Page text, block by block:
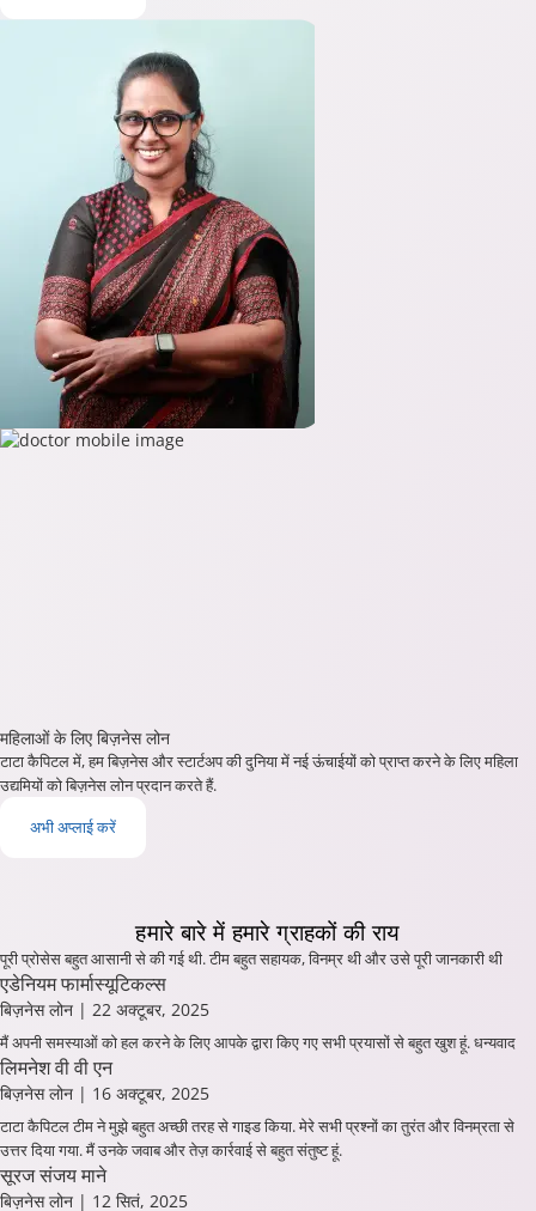
महिलाओं के लिए बिज़नेस लोन
टाटा कैपिटल में, हम बिज़नेस और स्टार्टअप की दुनिया में नई ऊंचाईयों को प्राप्त करने के लिए महिला
उद्यमियों को बिज़नेस लोन प्रदान करते हैं.
अभी अप्लाई करें
हमारे बारे मेंहमारे ग्राहकों की राय
पूरी प्रोसेस बहुत आसानी से की गई थी. टीम बहुत सहायक, विनम्र थी और उसे पूरी जानकारी थी
एडेनियम फार्मास्यूटिकल्स
बिज़नेस लोन | 22 अक्टूबर, 2025
मैं अपनी समस्याओं को हल करने के लिए आपके द्वारा किए गए सभी प्रयासों से बहुत खुश हूं. धन्यवाद
लिमनेश वी वी एन
बिज़नेस लोन | 16 अक्टूबर, 2025
टाटा कैपिटल टीम ने मुझे बहुत अच्छी तरह से गाइड किया. मेरे सभी प्रश्नों का तुरंत और विनम्रता से
उत्तर दिया गया. मैं उनके जवाब और तेज़ कार्रवाई से बहुत संतुष्ट हूं.
सूरज संजय माने
बिज़नेस लोन | 12 सितं, 2025